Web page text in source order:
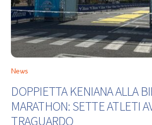
News
DOPPIETTA KENIANA ALLA
MARATHON: SETTE ATLETI
TRAGUARDO